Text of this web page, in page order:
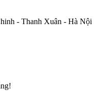
- Thanh Xuân - Hà Nội